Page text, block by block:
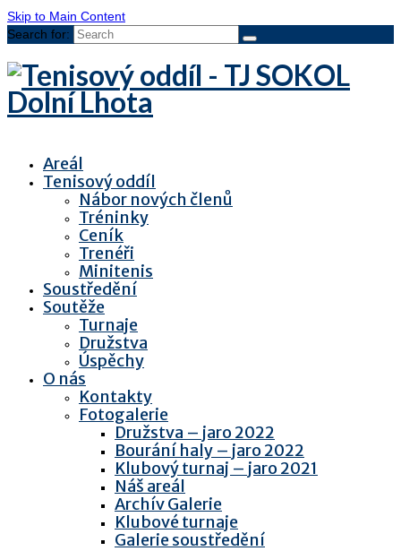
Skip to Main Content
Search for:
Areál
Tenisový oddíl
Nábor nových členů
Tréninky
Ceník
Trenéři
Minitenis
Soustředění
Soutěže
Turnaje
Družstva
Úspěchy
O nás
Kontakty
Fotogalerie
Družstva – jaro 2022
Bourání haly – jaro 2022
Klubový turnaj – jaro 2021
Náš areál
Archív Galerie
Klubové turnaje
Galerie soustředění